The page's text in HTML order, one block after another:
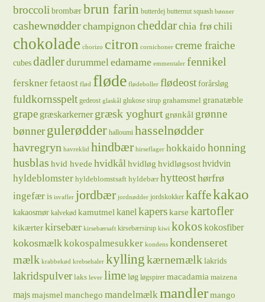
broccoli brombær brun farin butterdej butternut squash bønner
cashewnødderchampignoncheddarchia frøchili
chokolade chorizo citron cornichoner creme fraiche
cubes dadlerdurummeledamame emmentaler fennikel
fersknerfetaost flød fløde flødeboller flødeost forårsløg
fuldkornsspelt gedeost glaskål glukose sirup grahamsmel granatæble
grape græskarkernergræsk yoghurt grønkål grønne
bønnergulerødder halloumi hasselnødder
havregryn havreklid hindbær hirseflager hokkaido honning
husblas hvid hvede hvidkålhvidløg hvidløgsost hvidvin
hyldeblomster hyldeblomstsaft hyldebær hytteosthørfrø
ingefær is isvafler jordbær jordnødder jordskokker kaffekakao
kakaosmør kalvekød kamutmel kanelkaperskarse kartofler
kikærterkirsebær kirsebærsaft kirsebærsirup kiwi kokoskokosfiber
kokosmælkkokospalmesukker kondens kondenseret
mælk krabbekød krebsehaler kylling kærnemælk lakrids
lakridspulver laks lever lime løg løgspirer macadamia maizena
majsmajsmel manchego mandelmælkmandler mango